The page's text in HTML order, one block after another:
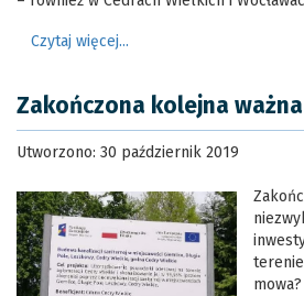
Czytaj więcej...
Zakończona kolejna
Utworzono: 30 październik 2019